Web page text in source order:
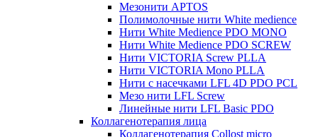
Мезонити APTOS
Полимолочные нити White medience
Нити White Medience PDO MONO
Нити White Medience PDO SCREW
Нити VICTORIA Screw PLLA
Нити VICTORIA Mono PLLA
Нити с насечками LFL 4D PDO PCL
Мезо нити LFL Screw
Линейные нити LFL Basic PDO
Коллагенотерапия лица
Коллагенотерапия Collost micro